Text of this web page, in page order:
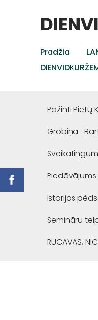
Pradžia
Pažinti Pietų
Grobiņa-
Istorijos
Semināru
RUCAVAS,